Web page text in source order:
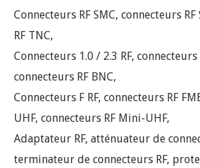
Connecteurs RF SMC, connecteurs
RF TNC,
Connecteurs 1.0 / 2.3 RF, connecteurs
connecteurs RF BNC,
Connecteurs F RF, connecteurs RF
UHF, connecteurs RF Mini-UHF,
Adaptateur RF, atténuateur de
terminateur de connecteurs RF,